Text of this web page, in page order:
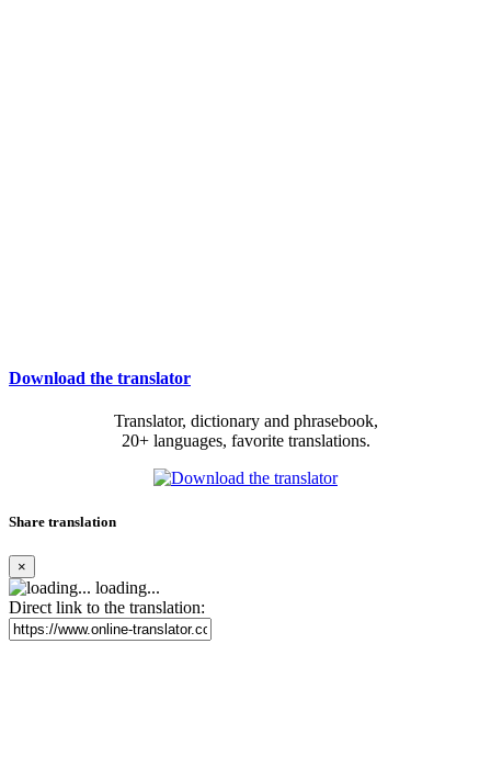
Download the translator
Translator, dictionary and phrasebook,
20+ languages, favorite translations.
Share translation
×
loading...
Direct link to the translation: